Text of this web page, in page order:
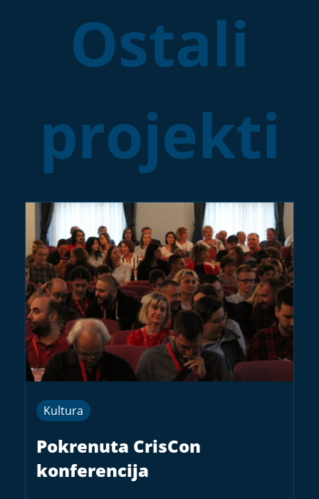
Ostali
projekti
Kultura
Pokrenuta CrisCon
konferencija